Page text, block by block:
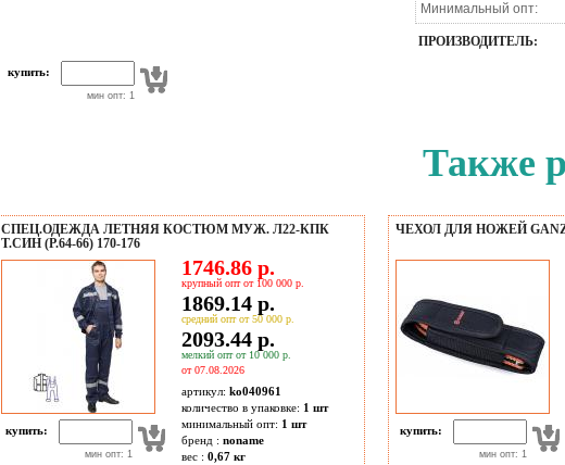
Минимальный опт:
ПРОИЗВОДИТЕЛЬ:
купить:
мин опт: 1
Также
СПЕЦ.ОДЕЖДА ЛЕТНЯЯ КОСТЮМ МУЖ. Л22-КПК
Т.СИН (Р.64-66) 170-176
купить:
мин опт: 1
1746.86 р.
крупный опт от 100 000 р.
1869.14 р.
средний опт от 50 000 р.
2093.44 р.
мелкий опт от 10 000 р.
от 07.08.2026
артикул: ko040961
количество в упаковке: 1 шт
минимальный опт: 1 шт
бренд : noname
вес : 0,67 кг
ЧЕХОЛ ДЛЯ НОЖЕЙ
купить:
мин опт: 1